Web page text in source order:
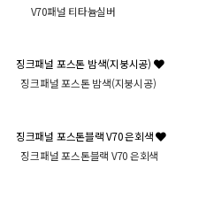
V70패널 티타늄실버
징크패널 포스톤 밤색(지붕시공)
징크패널 포스톤 밤색(지붕시공)
징크패널 포스톤블랙 V70 은회색
징크패널 포스톤블랙 V70 은회색